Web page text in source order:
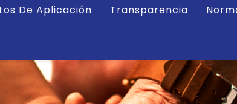
De Aplicación Transparencia